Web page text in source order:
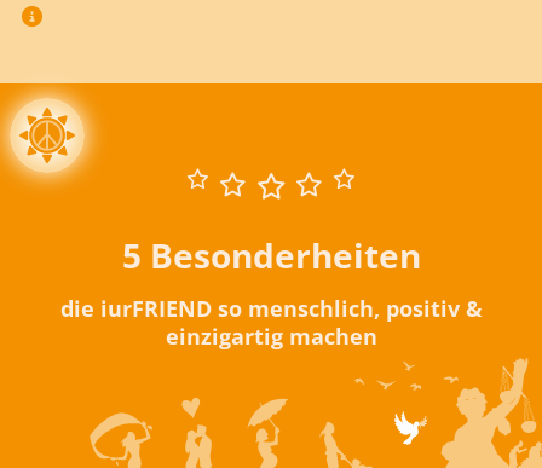
5 Besonderheiten
die iurFRIEND so menschlich, positiv &
einzigartig machen